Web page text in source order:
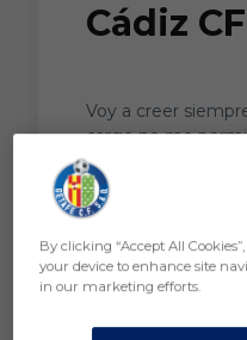
Cádiz CF
Voy a creer
cargo no me
ir al vestuario con
By clicking “Accept All
your device to enhance site
in our marketing efforts.